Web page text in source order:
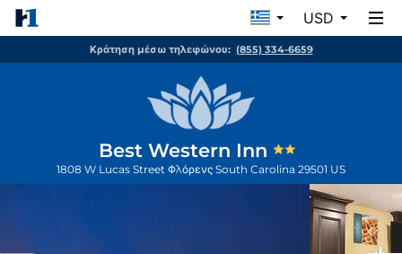
USD
Κράτηση μέσω τηλεφώνου: (855) 334-6659
Best Western Inn
1808 W Lucas Street Φλόρενς South Carolina 29501 US